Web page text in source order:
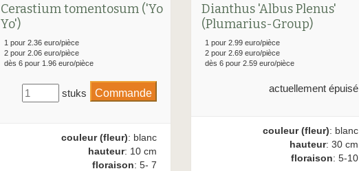
Cerastium tomentosum ('Yo
Yo')
1 pour 2.36 euro/pièce
2 pour 2.06 euro/pièce
dès 6 pour 1.96 euro/pièce
stuks
couleur (fleur): blanc
hauteur: 10 cm
floraison: 5- 7
Dianthus 'Albus Plenus'
(Plumarius-Group)
1 pour 2.99 euro/pièce
2 pour 2.69 euro/pièce
dès 6 pour 2.59 euro/pièce
actuellement épuisé
couleur (fleur): blanc
hauteur: 30 cm
floraison: 5-10